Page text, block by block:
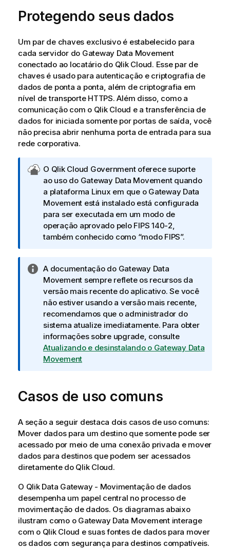
Protegendo seus dados
Um par de chaves exclusivo é estabelecido para
cada servidor do Gateway Data Movement
conectado ao locatário do Qlik Cloud. Esse par de
chaves é usado para autenticação e criptografia de
dados de ponta a ponta, além de criptografia em
nível de transporte HTTPS. Além disso, como a
comunicação com o Qlik Cloud e a transferência de
dados for iniciada somente por portas de saída, você
não precisa abrir nenhuma porta de entrada para sua
rede corporativa.
N
o
t
a
g
o
v
n
a
m
e
n
t
a
l
d
l
C
u
O Qlik Cloud Governmentoferece suporte
ao uso do Gateway Data Movementquando
a plataforma Linux em que o Gateway Data
Movement está instalado está configurada
para ser executada em um modo de
operação aprovado pelo FIPS 140-2,
também conhecido como “modo FIPS”.
N
o
t
a
i
n
f
o
r
t
i
a
A documentação do Gateway Data
Movement sempre reflete os recursos da
versão mais recente do aplicativo. Se você
não estiver usando a versão mais recente,
recomendamos que o administrador do
sistema atualize imediatamente. Para obter
informações sobre upgrade, consulte
Atualizando e desinstalando o Gateway Data
Movement
Casos de uso comuns
A seção a seguir destaca dois casos de uso comuns:
Mover dados para um destino que somente pode ser
acessado por meio de uma conexão privada e mover
dados para destinos que podem ser acessados
diretamente do Qlik Cloud.
O Qlik Data Gateway - Movimentação de dados
desempenha um papel central no processo de
movimentação de dados. Os diagramas abaixo
ilustram como o Gateway Data Movementinterage
com o Qlik Cloud e suas fontes de dados para mover
os dados com segurança para destinos compatíveis.